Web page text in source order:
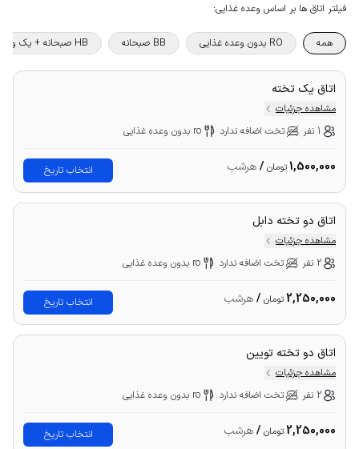
فیلتر اتاق ها بر اساس وعده غذایی:
همه RO بدون وعده غذایی BB صبحانه HB صبحانه + یک وعده غذا
اتاق یک تخته
مشاهده جزئیات
1 نفر
تخت اضافه ندارد ro بدون وعده غذایی
1,500,000تومان /هرشب انتخاب تاریخ
اتاق دو تخته دابل
مشاهده جزئیات
2 نفر
تخت اضافه ندارد ro بدون وعده غذایی
2,250,000تومان /هرشب انتخاب تاریخ
اتاق دو تخته تویین
مشاهده جزئیات
2 نفر
تخت اضافه ندارد ro بدون وعده غذایی
2,250,000تومان /هرشب انتخاب تاریخ